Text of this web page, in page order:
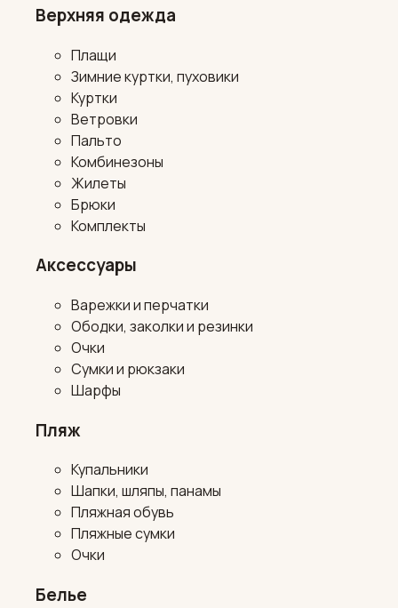
Верхняя одежда
Плащи
Зимние куртки, пуховики
Куртки
Ветровки
Пальто
Комбинезоны
Жилеты
Брюки
Комплекты
Аксессуары
Варежки и перчатки
Ободки, заколки и резинки
Очки
Сумки и рюкзаки
Шарфы
Пляж
Купальники
Шапки, шляпы, панамы
Пляжная обувь
Пляжные сумки
Очки
Белье